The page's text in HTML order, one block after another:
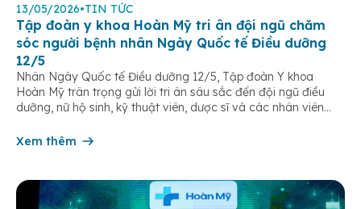
13/05/2026•TIN TỨC
Tập đoàn y khoa Hoàn Mỹ tri ân đội ngũ chăm
sóc người bệnh nhân Ngày Quốc tế Điều dưỡng
12/5
Nhân Ngày Quốc tế Điều dưỡng 12/5, Tập đoàn Y khoa
Hoàn Mỹ trân trọng gửi lời tri ân sâu sắc đến đội ngũ điều
dưỡng, nữ hộ sinh, kỹ thuật viên, dược sĩ và các nhân viên
âm thầm đồng hành trên […]
Xem thêm